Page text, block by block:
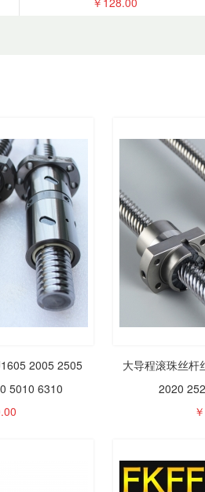
直线滑动轴承SBR开
口闭口SC SDM12 16
20 25 35 40耐高温钢
保滑块
￥0.00
椭圆法兰LMH16 20
2005 2505
5010 6310
大导程滚珠丝杆
2020
￥